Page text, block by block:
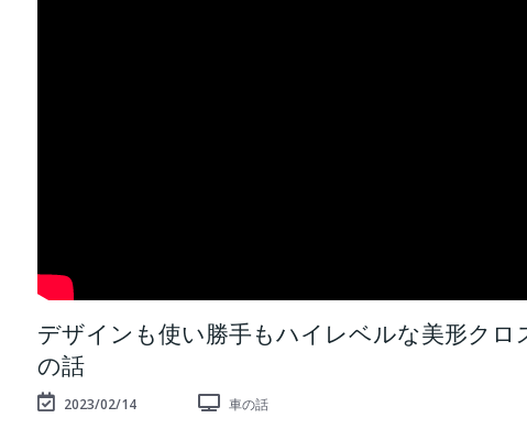
デザインも使い勝手もハイレベルな美形ク
の話
2023/02/14 車の話